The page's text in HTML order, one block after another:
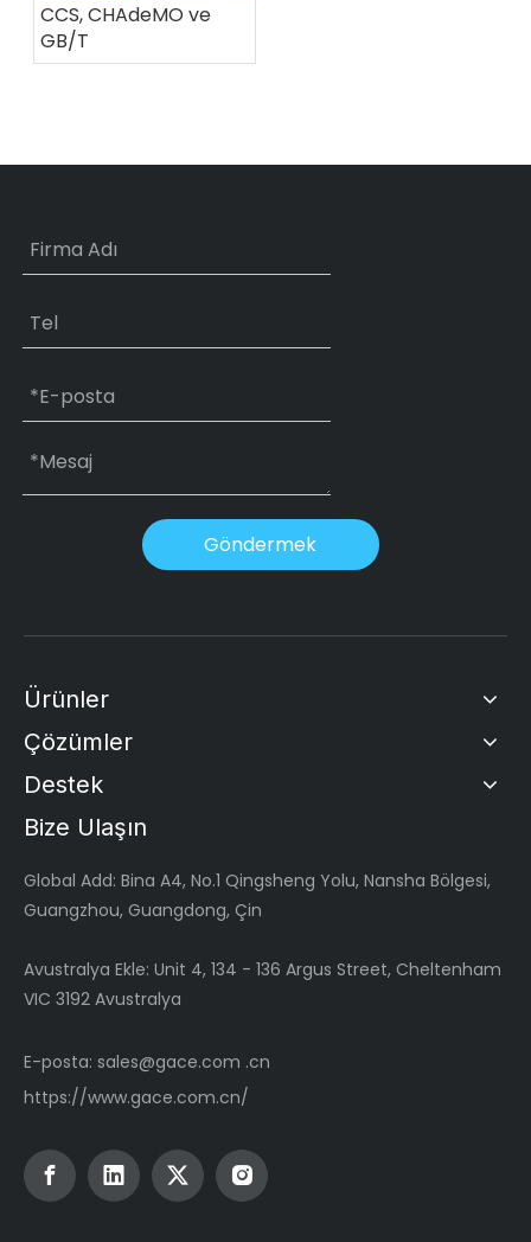
CCS, CHAdeMO ve
GB/T
Göndermek
Ürünler
Çözümler
Destek
Bize Ulaşın
Global Add: Bina A4, No.1 Qingsheng Yolu, Nansha Bölgesi,
Guangzhou, Guangdong, Çin
Avustralya Ekle: Unit 4, 134 - 136 Argus Street, Cheltenham
VIC 3192 Avustralya
E-posta: sales@gace.com .cn
https://www.gace.com.cn/